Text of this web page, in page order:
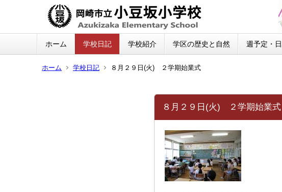
ホーム 学校日記 学校紹介 学区の歴史と自然 週予定・
ホーム 学校日記 ８月２９日(火) ２学期始業式
８月２９日(火) ２学期始業式